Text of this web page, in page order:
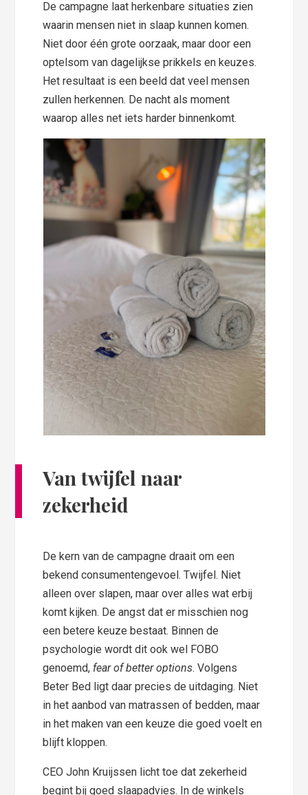
De campagne laat herkenbare situaties zien
waarin mensen niet in slaap kunnen komen.
Niet door één grote oorzaak, maar door een
optelsom van dagelijkse prikkels en keuzes.
Het resultaat is een beeld dat veel mensen
zullen herkennen. De nacht als moment
waarop alles net iets harder binnenkomt.
Van twijfel naar
zekerheid
De kern van de campagne draait om een
bekend consumentengevoel. Twijfel. Niet
alleen over slapen, maar over alles wat erbij
komt kijken. De angst dat er misschien nog
een betere keuze bestaat. Binnen de
psychologie wordt dit ook wel FOBO
genoemd, fear of better options. Volgens
Beter Bed ligt daar precies de uitdaging. Niet
in het aanbod van matrassen of bedden, maar
in het maken van een keuze die goed voelt en
blijft kloppen.
CEO John Kruijssen licht toe dat zekerheid
begint bij goed slaapadvies. In de winkels